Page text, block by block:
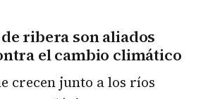
ribera son aliados
el cambio climático
crecen junto a los ríos